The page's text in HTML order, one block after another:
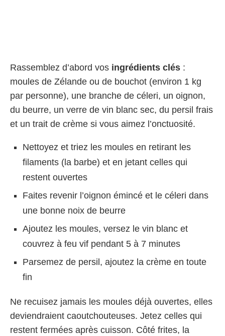
Rassemblez d’abord vos ingrédients clés :
moules de Zélande ou de bouchot (environ 1 kg
par personne), une branche de céleri, un oignon,
du beurre, un verre de vin blanc sec, du persil frais
et un trait de crème si vous aimez l’onctuosité.
Nettoyez et triez les moules en retirant les
filaments (la barbe) et en jetant celles qui
restent ouvertes
Faites revenir l’oignon émincé et le céleri dans
une bonne noix de beurre
Ajoutez les moules, versez le vin blanc et
couvrez à feu vif pendant 5 à 7 minutes
Parsemez de persil, ajoutez la crème en toute
fin
Ne recuisez jamais les moules déjà ouvertes, elles
deviendraient caoutchouteuses. Jetez celles qui
restent fermées après cuisson. Côté frites, la